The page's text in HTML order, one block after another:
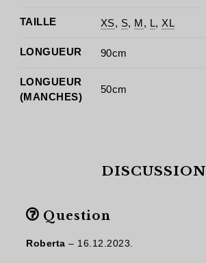
TAILLE XS, S, M, L, XL
LONGUEUR 90cm
LONGUEUR
(MANCHES)
50cm
DISCUSSION
Question
Roberta – 16.12.2023.